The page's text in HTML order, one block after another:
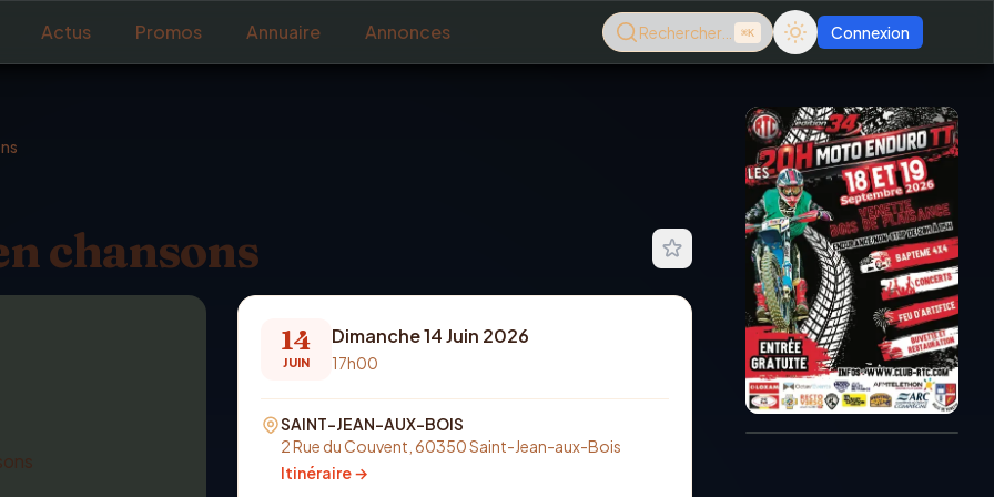
Actus Promos Annuaire Annonces Rechercher… ⌘K Connexion
chansons
14
JUIN
Dimanche 14 Juin 2026
17h00
SAINT-JEAN-AUX-BOIS
2 Rue du Couvent, 60350 Saint-Jean-aux-Bois
Itinéraire →
Consultez le dernier
magazine en ligne
Août2026